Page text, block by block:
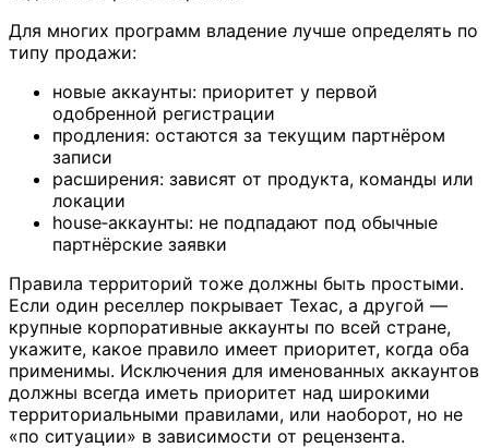
Для многих программ владение лучше определять по
типу продажи:
новые аккаунты: приоритет у первой
одобренной регистрации
продления: остаются за текущим партнёром
записи
расширения: зависят от продукта, команды или
локации
house‑аккаунты: не подпадают под обычные
партнёрские заявки
Правила территорий тоже должны быть простыми.
Если один реселлер покрывает Техас, а другой —
крупные корпоративные аккаунты по всей стране,
укажите, какое правило имеет приоритет, когда оба
применимы. Исключения для именованных аккаунтов
должны всегда иметь приоритет над широкими
территориальными правилами, или наоборот, но не
«по ситуации» в зависимости от рецензента.